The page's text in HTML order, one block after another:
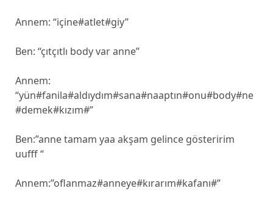
Annem: “içine#atlet#giy”
Ben: “çıtçıtlı body var anne”
Annem:
“yün#fanila#aldıydım#sana#naaptın#onu#body#ne
#demek#kızım#”
Ben:”anne tamam yaa akşam gelince gösteririm
uufff “
Annem:”oflanmaz#anneye#kırarım#kafanı#”